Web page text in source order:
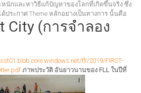
ะหนักและหาวิธีแก้ปัญหาของโลกที่เกิดขึ้นจริง ซึ่ง
ประกาศ Theme หลักอย่างเป็นทางการ นั้นคือ
City (การจำลอง
fll/2019/FIRST-
ภาพประวัติ อันยาวนานของ FLL ในปีที่